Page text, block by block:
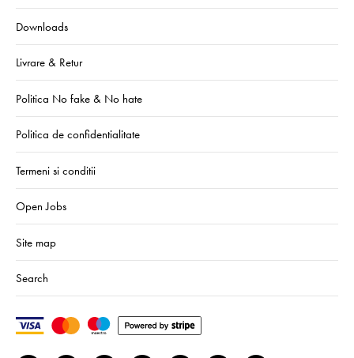
Downloads
Livrare & Retur
Politica No fake & No hate
Politica de confidentialitate
Termeni si conditii
Open Jobs
Site map
Search